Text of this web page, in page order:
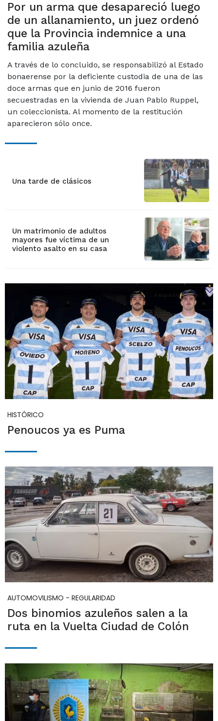
Por un arma que desapareció luego
de un allanamiento, un juez ordenó
que la Provincia indemnice a una
familia azuleña
A través de lo concluido, se responsabilizó al Estado
bonaerense por la deficiente custodia de una de las
doce armas que en junio de 2016 fueron
secuestradas en la vivienda de Juan Pablo Ruppel,
un coleccionista. Al momento de la restitución
aparecieron sólo once.
Una tarde de clásicos
Un matrimonio de adultos
mayores fue víctima de un
violento asalto en su casa
HISTÓRICO
Penoucos ya es Puma
AUTOMOVILISMO - REGULARIDAD
Dos binomios azuleños salen a la
ruta en la Vuelta Ciudad de Colón